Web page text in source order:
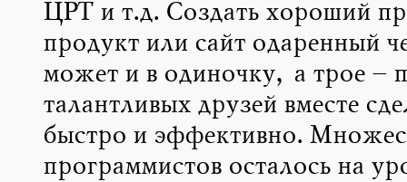
ЦРТ и т.д. Создать хороший
продукт или сайт одаренный
может и в одиночку, а трое –
талантливых друзей вместе
быстро и эффективно.
программистов осталось на